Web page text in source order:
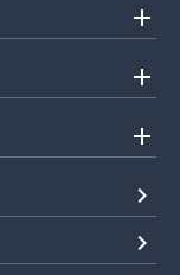
add
add
add
navigate_next
navigate_next